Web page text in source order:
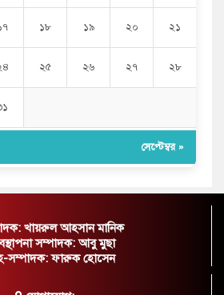
১৮ ১৯ ২০ ২১
২৫ ২৬ ২৭ ২৮
সেপ্টেম্বর »
খায়রুল আহসান মানিক
সম্পাদক: আবু মুছা
সম্পাদক: ফারুক হোসেন